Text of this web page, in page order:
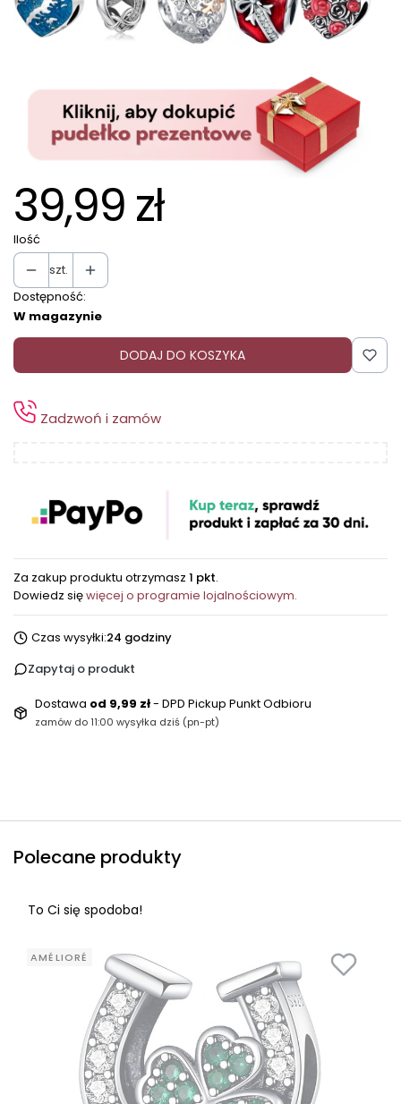
39,99 zł
Ilość
szt.
Dostępność:
W magazynie
DODAJ DO KOSZYKA
Zadzwoń i zamów
Za zakup produktu otrzymasz 1 pkt.
Dowiedz sięwięcej o programie lojalnościowym.
Czas wysyłki:24 godziny
Zapytaj o produkt
Dostawa od 9,99 zł- DPD Pickup Punkt Odbioru
zamów do 11:00 wysyłka dziś (pn-pt)
Polecane produkty
To Ci się spodoba!
AMÉLIORÉ